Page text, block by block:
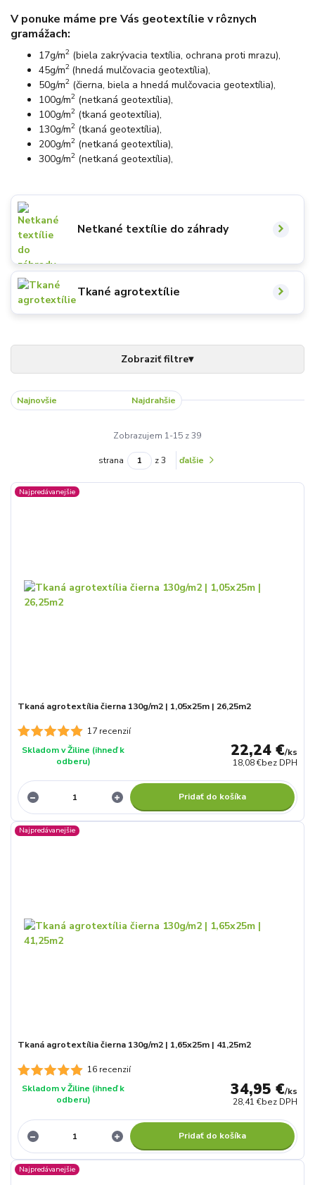
V ponuke máme pre Vás geotextílie v rôznych
gramážach:
17g/m2 (biela zakrývacia textília, ochrana proti mrazu),
45g/m2 (hnedá mulčovacia geotextília),
50g/m2 (čierna, biela a hnedá mulčovacia geotextília),
100g/m2 (netkaná geotextília),
100g/m2 (tkaná geotextília),
130g/m2 (tkaná geotextília),
200g/m2 (netkaná geotextília),
300g/m2 (netkaná geotextília),
Netkané textílie do záhrady
Tkané agrotextílie
Najnovšie Najdrahšie
Zobrazujem 1-15 z 39
strana z 3 ďalšie
Najpredávanejšie
17 recenzií
Tkaná agrotextília čierna 130g/m2 | 1,05x25m | 26,25m2
22,24 €/ks
18,08 €bez DPH
Skladom v Žiline (ihneď k
odberu)
Pridať do košíka
Najpredávanejšie
16 recenzií
Tkaná agrotextília čierna 130g/m2 | 1,65x25m | 41,25m2
34,95 €/ks
28,41 €bez DPH
Skladom v Žiline (ihneď k
odberu)
Pridať do košíka
Najpredávanejšie